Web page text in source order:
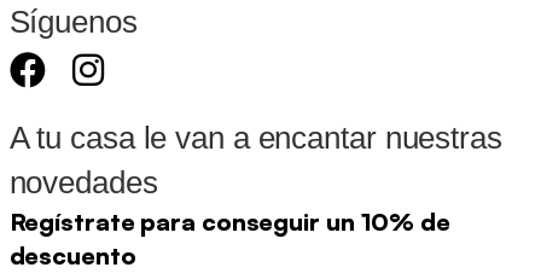
Síguenos
A tu casa le van a encantar nuestras
novedades
Regístrate para conseguir un 10% de
descuento